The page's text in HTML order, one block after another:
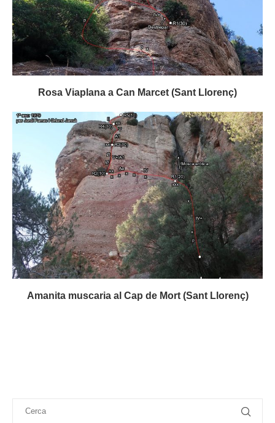
Rosa Viaplana a Can Marcet (Sant Llorenç)
Amanita muscaria al Cap de Mort (Sant Llorenç)